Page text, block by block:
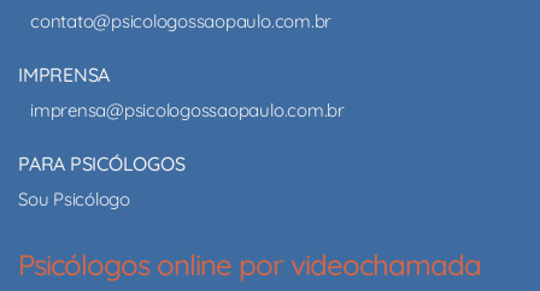
contato@psicologossaopaulo.com.br
IMPRENSA
imprensa@psicologossaopaulo.com.br
PARA PSICÓLOGOS
Sou Psicólogo
Psicólogos online por videochamada